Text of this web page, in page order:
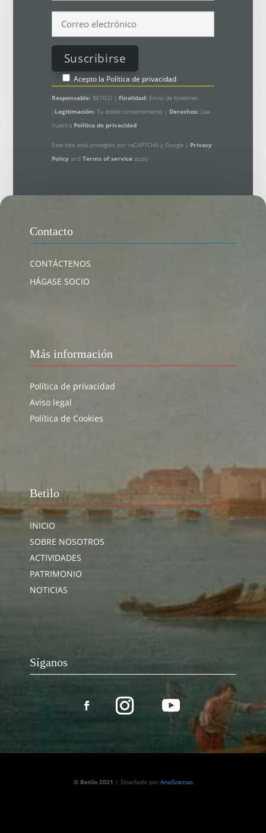
Acepto la Política de privacidad
Responsable: BETILO | Finalidad: Envío de boletines
| Legitimación: Tu doble consentimiento | Derechos: Lea
nuestra Política de privacidad
Este sitio está protegido por reCAPTCHA y Google | Privacy
Policy and Terms of serviceapply
Contacto
CONTÁCTENOS
HÁGASE SOCIO
Más información
Política de privacidad
Aviso legal
Política de Cookies
Betilo
INICIO
SOBRE NOSOTROS
ACTIVIDADES
PATRIMONIO
NOTICIAS
Síganos
© Betilo 2021 | Diseñado por AnaGramas